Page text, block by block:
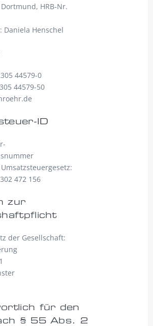
HRB-Nr.
Daniela Henschel
44579-0
44579-50
ID
472 156
zur
der Gesellschaft:
für den
§ 55 Abs. 2